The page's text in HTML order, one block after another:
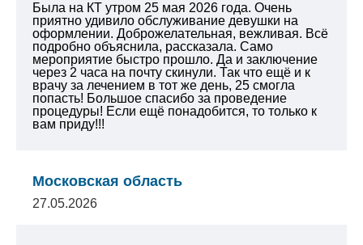
Была на КТ утром 25 мая 2026 года. Очень
приятно удивило обслуживание девушки на
оформлении. Доброжелательная, вежливая. Всё
подробно объяснила, рассказала. Само
мероприятие быстро прошло. Да и заключение
через 2 часа на почту скинули. Так что ещё и к
врачу за лечением в тот же день, 25 смогла
попасть! Большое спасибо за проведение
процедуры! Если ещё понадобится, то только к
вам приду!!!
Московская область
27.05.2026